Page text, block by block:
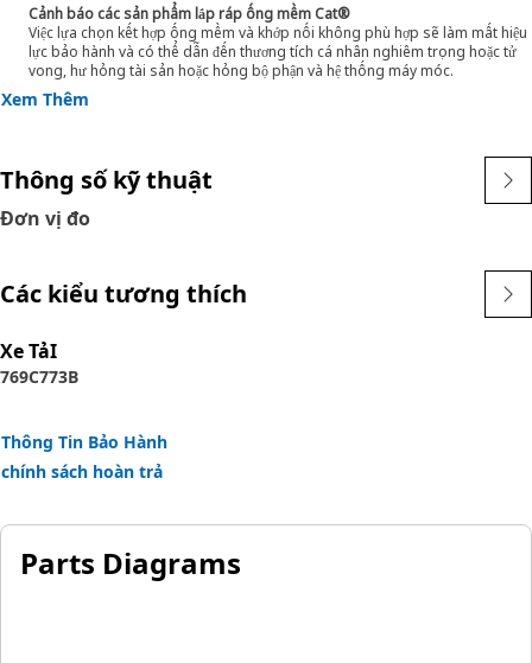
Cảnh báo các sản phẩm lắp ráp ống mềm Cat®
Việc lựa chọn kết hợp ống mềm và khớp nối không phù hợp sẽ làm mất hiệu
lực bảo hành và có thể dẫn đến thương tích cá nhân nghiêm trọng hoặc tử
vong, hư hỏng tài sản hoặc hỏng bộ phận và hệ thống máy móc.
Xem Thêm
Thông số kỹ thuật
Đơn vị đo
Các kiểu tương thích
Xe TảI
769C773B
Thông Tin Bảo Hành
chính sách hoàn trả
Parts Diagrams